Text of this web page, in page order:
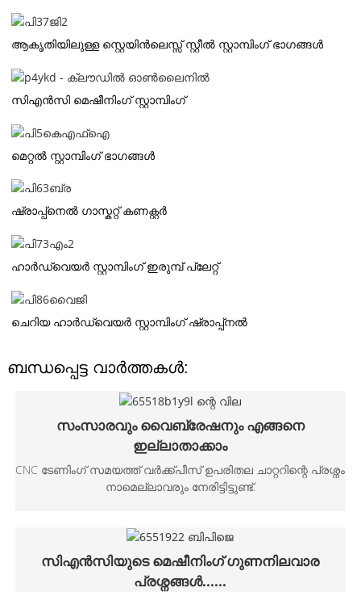
ആകൃതിയിലുള്ള സ്റ്റെയിൻലെസ്സ് സ്റ്റീൽ സ്റ്റാമ്പിംഗ് ഭാഗങ്ങൾ
സി‌എൻ‌സി മെഷീനിംഗ് സ്റ്റാമ്പിംഗ്
മെറ്റൽ സ്റ്റാമ്പിംഗ് ഭാഗങ്ങൾ
ഷ്രാപ്പ്നെൽ ഗാസ്കറ്റ് കണക്റ്റർ
ഹാർഡ്‌വെയർ സ്റ്റാമ്പിംഗ് ഇരുമ്പ് പ്ലേറ്റ്
ചെറിയ ഹാർഡ്‌വെയർ സ്റ്റാമ്പിംഗ് ഷ്രാപ്പ്‌നൽ
ബന്ധപ്പെട്ട വാർത്തകൾ:
സംസാരവും വൈബ്രേഷനും എങ്ങനെ
ഇല്ലാതാക്കാം
CNC ടേണിംഗ് സമയത്ത് വർക്ക്പീസ് ഉപരിതല ചാറ്ററിന്റെ പ്രശ്നം
നാമെല്ലാവരും നേരിട്ടിട്ടുണ്ട്.
സിഎൻസിയുടെ മെഷീനിംഗ് ഗുണനിലവാര
പ്രശ്നങ്ങൾ......